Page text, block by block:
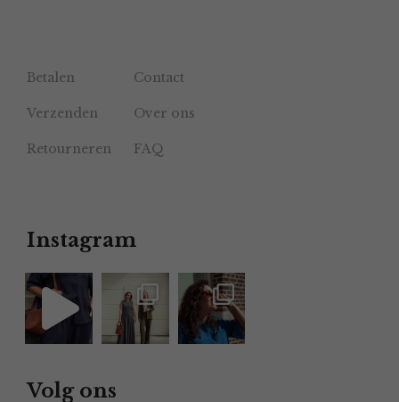
Betalen Contact
Verzenden Over ons
Retourneren FAQ
Instagram
Volg ons